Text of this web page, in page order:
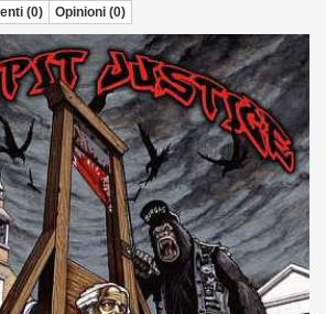
(0) Opinioni (0)